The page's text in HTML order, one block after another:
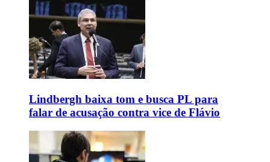
Lindbergh baixa tom e busca PL para
falar de acusação contra vice de Flávio